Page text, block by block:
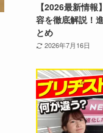
【2026最新情
容を徹底解説！
とめ
2026年7月16日